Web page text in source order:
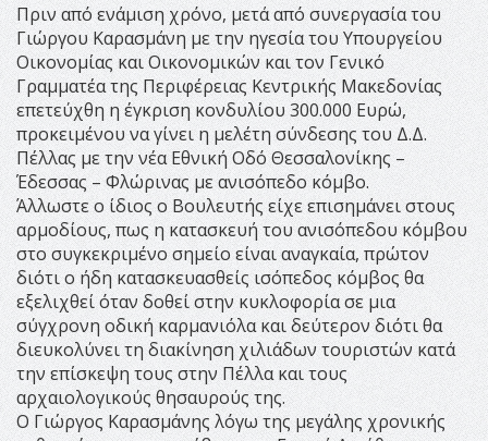
Πριν από ενάμιση χρόνο, μετά από συνεργασία του
Γιώργου Καρασμάνη με την ηγεσία του Υπουργείου
Οικονομίας και Οικονομικών και τον Γενικό
Γραμματέα της Περιφέρειας Κεντρικής Μακεδονίας
επετεύχθη η έγκριση κονδυλίου 300.000 Ευρώ,
προκειμένου να γίνει η μελέτη σύνδεσης του Δ.Δ.
Πέλλας με την νέα Εθνική Οδό Θεσσαλονίκης –
Έδεσσας – Φλώρινας με ανισόπεδο κόμβο.
Άλλωστε ο ίδιος ο Βουλευτής είχε επισημάνει στους
αρμοδίους, πως η κατασκευή του ανισόπεδου κόμβου
στο συγκεκριμένο σημείο είναι αναγκαία, πρώτον
διότι ο ήδη κατασκευασθείς ισόπεδος κόμβος θα
εξελιχθεί όταν δοθεί στην κυκλοφορία σε μια
σύγχρονη οδική καρμανιόλα και δεύτερον διότι θα
διευκολύνει τη διακίνηση χιλιάδων τουριστών κατά
την επίσκεψη τους στην Πέλλα και τους
αρχαιολογικούς θησαυρούς της.
Ο Γιώργος Καρασμάνης λόγω της μεγάλης χρονικής